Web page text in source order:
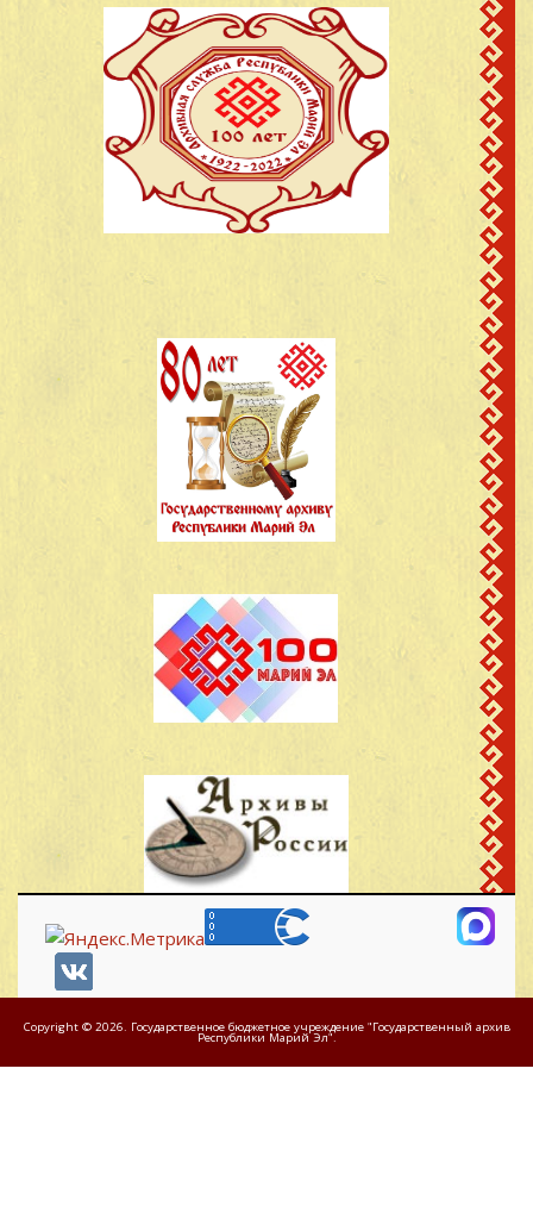
Copyright © 2026. Государственное бюджетное учреждение "Государственный архив
Республики Марий Эл".